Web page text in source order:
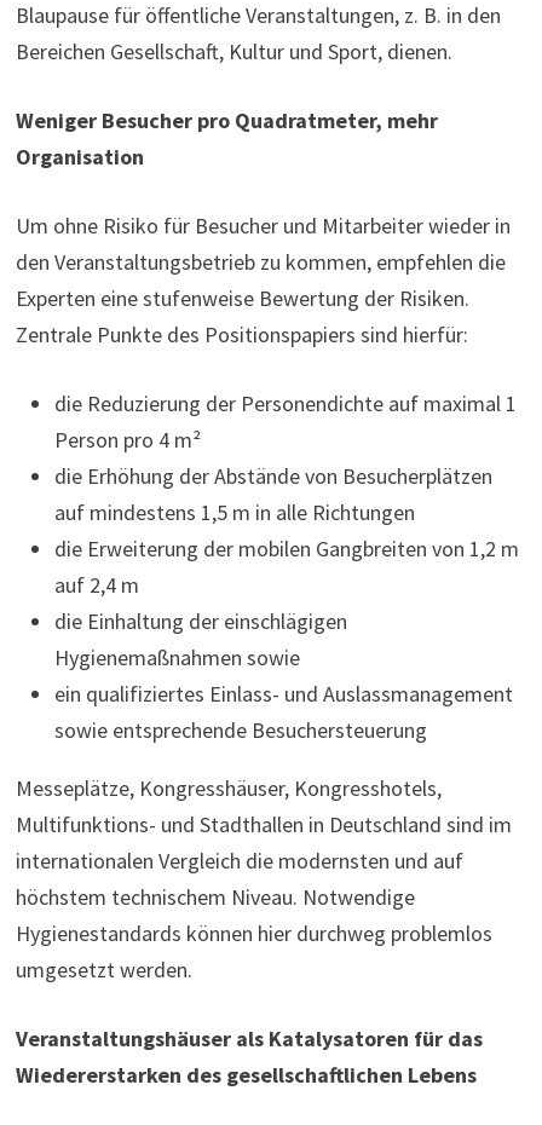
Blaupause für öffentliche Veranstaltungen, z. B. in den
Bereichen Gesellschaft, Kultur und Sport, dienen.
Weniger Besucher pro Quadratmeter, mehr
Organisation
Um ohne Risiko für Besucher und Mitarbeiter wieder in
den Veranstaltungsbetrieb zu kommen, empfehlen die
Experten eine stufenweise Bewertung der Risiken.
Zentrale Punkte des Positionspapiers sind hierfür:
die Reduzierung der Personendichte auf maximal 1
Person pro 4 m²
die Erhöhung der Abstände von Besucherplätzen
auf mindestens 1,5 m in alle Richtungen
die Erweiterung der mobilen Gangbreiten von 1,2 m
auf 2,4 m
die Einhaltung der einschlägigen
Hygienemaßnahmen sowie
ein qualifiziertes Einlass- und Auslassmanagement
sowie entsprechende Besuchersteuerung
Messeplätze, Kongresshäuser, Kongresshotels,
Multifunktions- und Stadthallen in Deutschland sind im
internationalen Vergleich die modernsten und auf
höchstem technischem Niveau. Notwendige
Hygienestandards können hier durchweg problemlos
umgesetzt werden.
Veranstaltungshäuser als Katalysatoren für das
Wiedererstarken des gesellschaftlichen Lebens